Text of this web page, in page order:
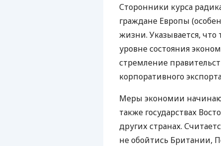
Сторонники курса
граждане Европы
жизни. Указывается,
уровне состояния
стремление
корпоративного
Меры экономии
также государствах
других странах.
не обойтись Британии,